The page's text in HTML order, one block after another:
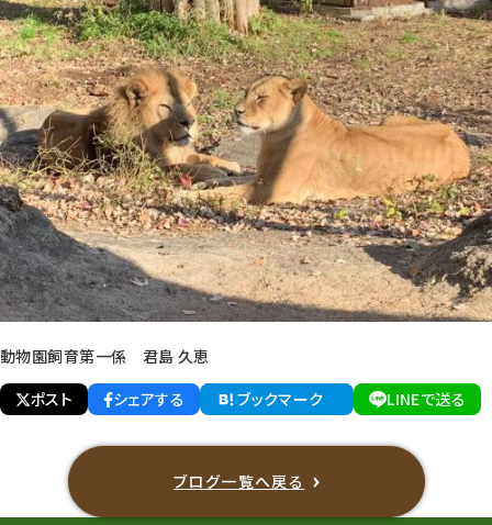
動物園飼育第一係 君島 久恵
ポスト
シェアする ブックマーク LINEで送る
ブログ一覧へ戻る